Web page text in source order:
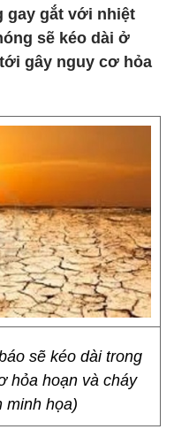
gay gắt với nhiệt
sẽ kéo dài ở
gây nguy cơ hỏa
sẽ kéo dài trong
hỏa hoạn và cháy
minh họa)